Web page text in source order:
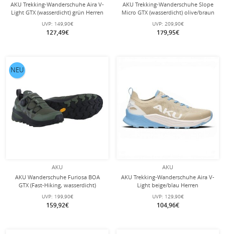
AKU Trekking-Wanderschuhe Aira V-
Light GTX (wasserdicht) grün Herren
UVP: 149,90€
127,49€
AKU Trekking-Wanderschuhe Slope
Micro GTX (wasserdicht) olive/braun
Herren
UVP: 209,90€
179,95€
AKU
AKU Wanderschuhe Furiosa BOA
GTX (Fast-Hiking, wasserdicht)
dunkelgrün/grau Herren
UVP: 199,90€
159,92€
NEU
AKU
AKU Trekking-Wanderschuhe Aira V-
Light beige/blau Herren
UVP: 129,90€
104,96€